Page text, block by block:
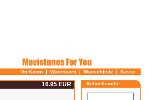
Ihr Konto | Warenkorb | Wunschliste | Kasse
16.95 EUR
Schnellsuche